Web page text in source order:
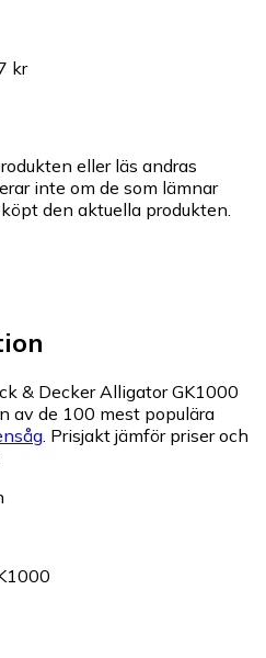
kr
eller läs andras
inte om de som lämnar
den aktuella produkten.
& Decker Alligator GK1000
av de 100 mest populära
. Prisjakt jämför priser och